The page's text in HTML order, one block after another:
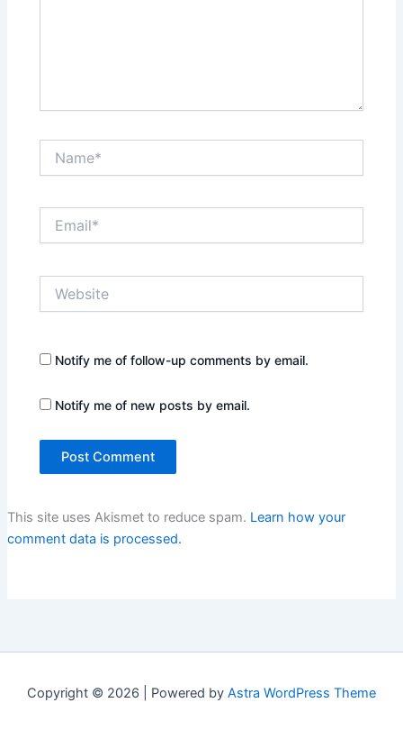
Notify me of follow-up comments by email.
Notify me of new posts by email.
This site uses Akismet to reduce spam. Learn how your
comment data is processed.
Copyright © 2026 | Powered by Astra WordPress Theme